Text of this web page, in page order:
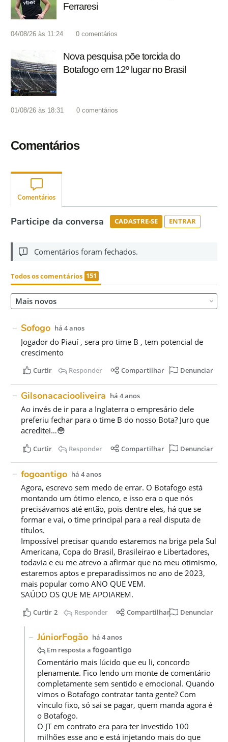
Ferraresi
04/08/26 às 11:24 0 comentários
Nova pesquisa põe torcida do
Botafogo em 12º lugar no Brasil
01/08/26 às 18:31 0 comentários
Comentários